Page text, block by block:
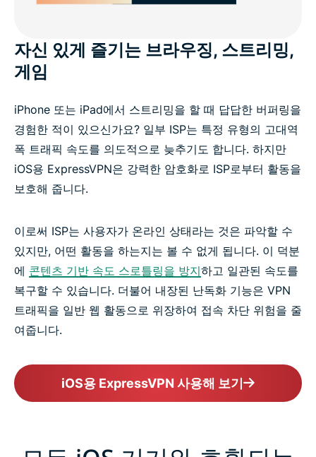
자신 있게 즐기는 브라우징, 스트리밍,
게임
iPhone 또는 iPad에서 스트리밍을 할 때 답답한 버퍼링을
경험한 적이 있으신가요? 일부 ISP는 특정 유형의 고대역
폭 트래픽 속도를 의도적으로 늦추기도 합니다. 하지만
iOS용 ExpressVPN은 강력한 암호화로 ISP로부터 활동을
보호해 줍니다.
이로써 ISP는 사용자가 온라인 상태라는 것은 파악할 수
있지만, 어떤 활동을 하는지는 볼 수 없게 됩니다. 이 덕분
에 콘텐츠 기반 속도 스로틀링을 방지하고 일관된 속도를
복구할 수 있습니다. 더불어 내장된 난독화 기능은 VPN
트래픽을 일반 웹 활동으로 위장하여 접속 차단 위험을 줄
여줍니다.
iOS용 ExpressVPN 사용해 보기